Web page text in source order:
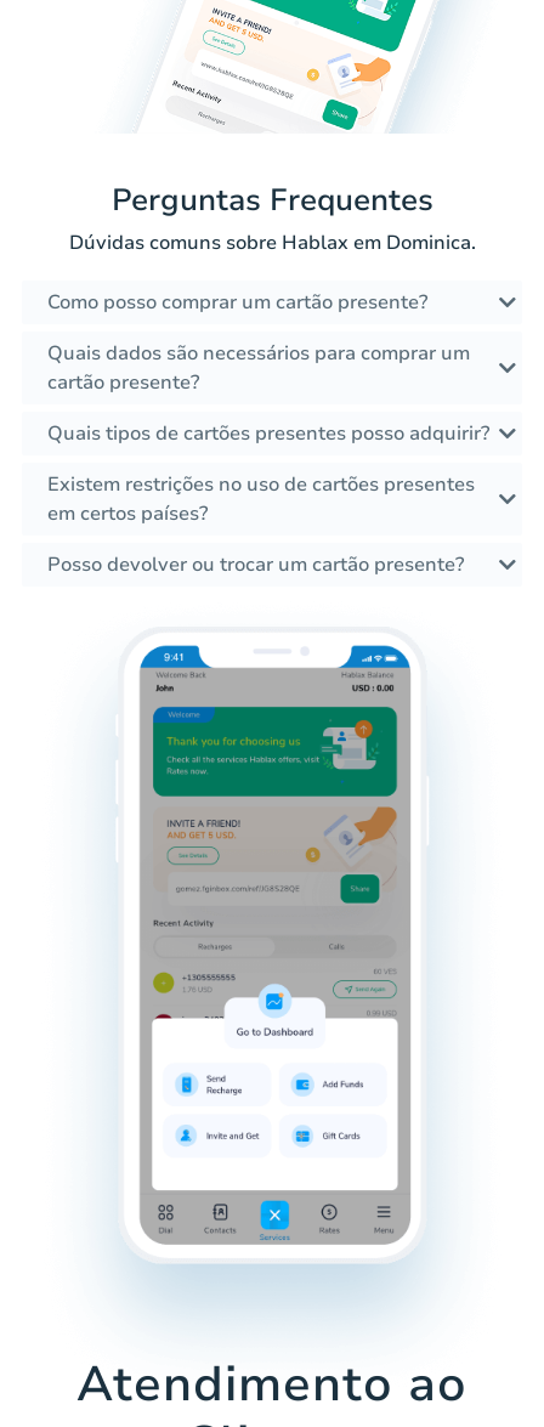
Perguntas Frequentes
Dúvidas comuns sobre Hablax em Dominica.
Como posso comprar um cartão presente?
Quais dados são necessários para comprar um
cartão presente?
Quais tipos de cartões presentes posso adquirir?
Existem restrições no uso de cartões presentes
em certos países?
Posso devolver ou trocar um cartão presente?
Atendimento ao